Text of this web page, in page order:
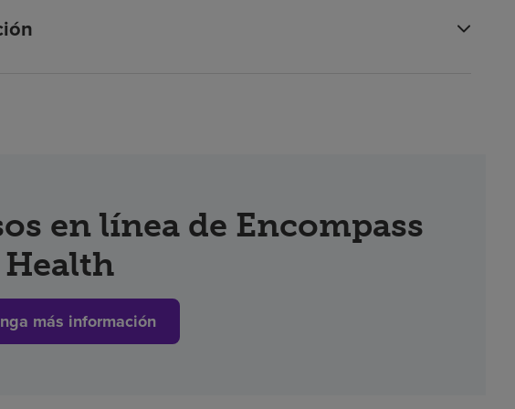
en línea de Encompass
Health
más información